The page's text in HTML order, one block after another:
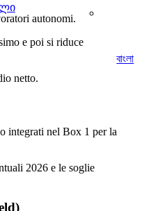
বাংলা
autonomi.
e poi si riduce
netto.
integrati nel Box 1 per la
2026 e le soglie